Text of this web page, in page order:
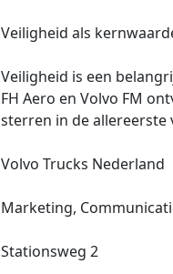
Veiligheid als
Veiligheid is een
FH Aero en Volvo FM
sterren in de allereerste
Volvo Trucks Nederland
Marketing,
Stationsweg 2